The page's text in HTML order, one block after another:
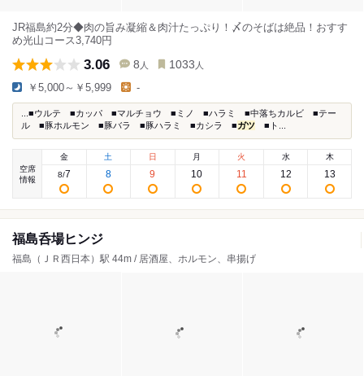
JR福島約2分◆肉の旨み凝縮＆肉汁たっぷり！〆のそばは絶品！おすす
め光山コース3,740円
3.06 8 人 1033 人
￥5,000～￥5,999 -
...■ウルテ ■カッパ ■マルチョウ ■ミノ ■ハラミ ■中落ちカルビ ■テー
ル ■豚ホルモン ■豚バラ ■豚ハラミ ■カシラ ■ガツ ■ト...
空席
情報
金
8/7
土
8
日
9
月
10
火
11
水
12
木
13
福島呑場ヒンジ
福島（ＪＲ西日本）駅 44m / 居酒屋、ホルモン、串揚げ